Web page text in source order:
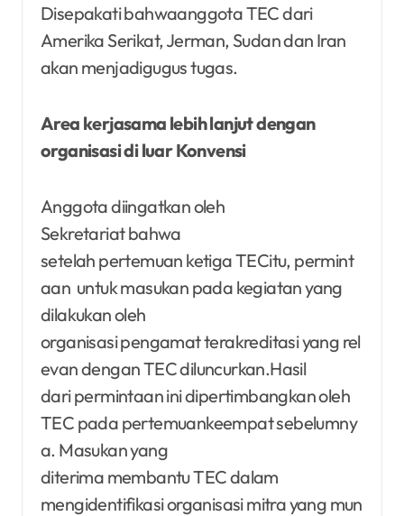
Disepakati bahwaanggota TEC dari
Amerika Serikat, Jerman, Sudan dan Iran
akan menjadigugus tugas.
Area kerjasama lebih lanjut dengan
organisasi di luar Konvensi
Anggota diingatkan oleh
Sekretariat bahwa
setelah pertemuan ketiga TECitu, permint
aan untuk masukan pada kegiatan yang
dilakukan oleh
organisasi pengamat terakreditasi yang rel
evan dengan TEC diluncurkan.Hasil
dari permintaan ini dipertimbangkan oleh
TEC pada pertemuankeempat sebelumny
a. Masukan yang
diterima membantu TEC dalam
mengidentifikasi organisasi mitra yang mun